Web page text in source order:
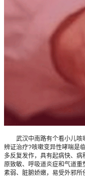
武汉中南路有个看小儿咳
辨证治疗?咳嗽变异性哮喘是
多反复发作，具有起病快、
原致敏、呼吸道炎症和气道
素弱、脏腑娇嫩，易受外邪所